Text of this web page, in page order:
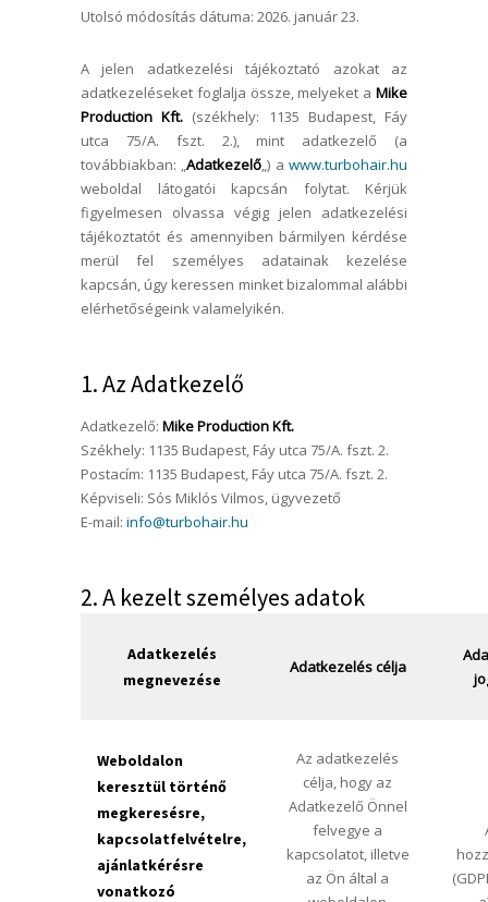
Utolsó módosítás dátuma: 2026. január 23.
A jelen adatkezelési tájékoztató azokat az
adatkezeléseket foglalja össze, melyeket a Mike
Production Kft. (székhely: 1135 Budapest, Fáy
utca 75/A. fszt. 2.), mint adatkezelő (a
továbbiakban: „Adatkezelő„) awww.turbohair.hu
weboldal látogatói kapcsán folytat. Kérjük
figyelmesen olvassa végig jelen adatkezelési
tájékoztatót és amennyiben bármilyen kérdése
merül fel személyes adatainak kezelése
kapcsán, úgy keressen minket bizalommal alábbi
elérhetőségeink valamelyikén.
1. Az Adatkezelő
Adatkezelő: Mike Production Kft.
Székhely: 1135 Budapest, Fáy utca 75/A. fszt. 2.
Postacím: 1135 Budapest, Fáy utca 75/A. fszt. 2.
Képviseli: Sós Miklós Vilmos, ügyvezető
E-mail: info@turbohair.hu
2. A kezelt személyes adatok
Adatkezelés
megnevezése
Adatkezelés célja
Weboldalon
keresztül történő
megkeresésre,
kapcsolatfelvételre,
ajánlatkérésre
vonatkozó
Az adatkezelés
célja, hogy az
Adatkezelő Önnel
felvegye a
kapcsolatot, illetve
az Ön által a